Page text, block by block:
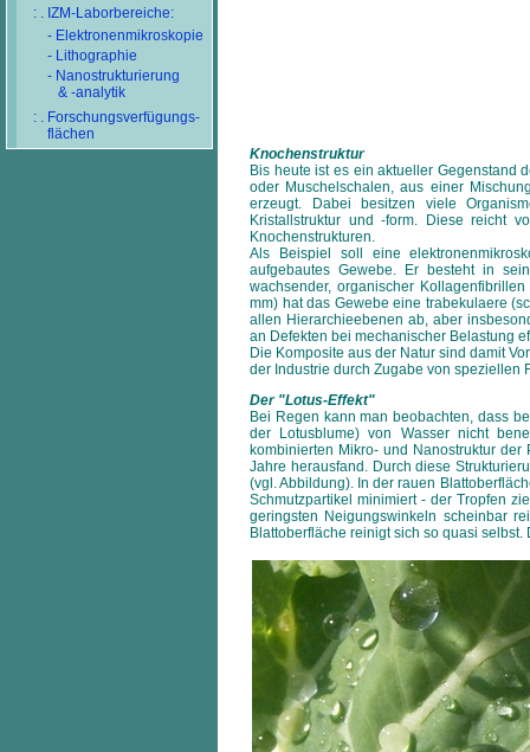
: . IZM-Laborbereiche:
- Elektronenmikroskopie
- Lithographie
- Nanostrukturierung
& -analytik
: . Forschungsverfügungs-
flächen
Knochenstruktur
Bis heute ist es ein aktueller Gegenstand
oder Muschelschalen, aus einer
erzeugt. Dabei besitzen viele
Kristallstruktur und -form. Diese reicht
Knochenstrukturen.
Als Beispiel soll eine
aufgebautes Gewebe. Er besteht in
wachsender, organischer
mm) hat das Gewebe eine trabekulaere
allen Hierarchieebenen ab, aber
an Defekten bei mechanischer Belastung
Die Komposite aus der Natur sind damit
der Industrie durch Zugabe von speziellen
Der "Lotus-Effekt"
Bei Regen kann man beobachten, dass
der Lotusblume) von Wasser nicht
kombinierten Mikro- und Nanostruktur
Jahre herausfand. Durch diese
(vgl. Abbildung). In der rauen
Schmutzpartikel minimiert - der Tropfen
geringsten Neigungswinkeln scheinbar
Blattoberfläche reinigt sich so quasi